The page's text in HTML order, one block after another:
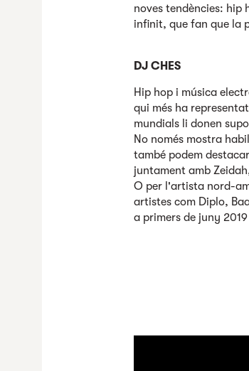
noves tendències:
infinit, que fan que la
DJ CHES
Hip hop i música
qui més ha
mundials li donen
No només mostra
també podem
juntament amb
O per l'artista nord-
artistes com Diplo,
a primers de juny 2019